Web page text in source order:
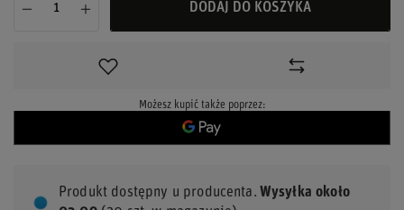
DODAJ DO KOSZYKA
Możesz kupić także poprzez:
Produkt dostępny u producenta Wysyłkaokoło